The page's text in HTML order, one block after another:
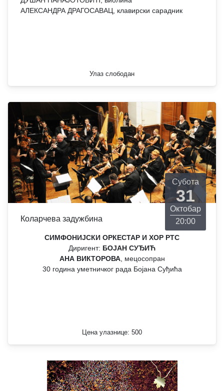
АЛЕКСАНДРА ДРАГОСАВАЦ, клавирски сарадник
Улаз слободан
Субота
31
Октобар
20:00
Коларчева задужбина
СИМФОНИЈСКИ ОРКЕСТАР И ХОР РТС
Диригент: БОЈАН СУЂИЋ
AНА ВИКТОРОВА, мецосопран
30 година уметничког рада Бојана Суђића
Цена улазнице: 500